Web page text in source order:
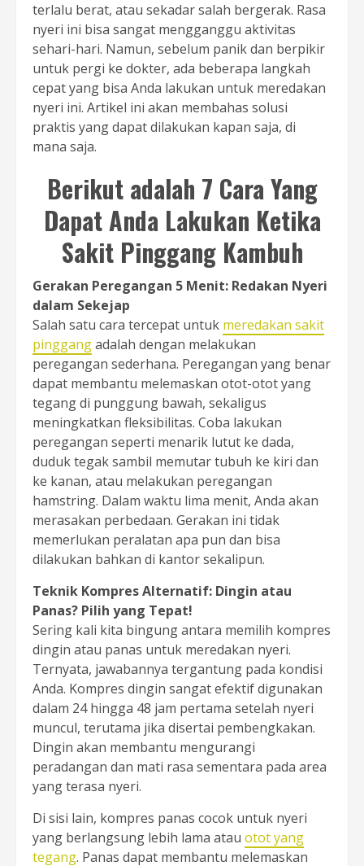
terlalu berat, atau sekadar salah bergerak. Rasa
nyeri ini bisa sangat mengganggu aktivitas
sehari-hari. Namun, sebelum panik dan berpikir
untuk pergi ke dokter, ada beberapa langkah
cepat yang bisa Anda lakukan untuk meredakan
nyeri ini. Artikel ini akan membahas solusi
praktis yang dapat dilakukan kapan saja, di
mana saja.
Berikut adalah 7 Cara Yang
Dapat Anda Lakukan Ketika
Sakit Pinggang Kambuh
Gerakan Peregangan 5 Menit: Redakan Nyeri
dalam Sekejap
Salah satu cara tercepat untuk meredakan sakit
pinggangadalah dengan melakukan
peregangan sederhana. Peregangan yang benar
dapat membantu melemaskan otot-otot yang
tegang di punggung bawah, sekaligus
meningkatkan fleksibilitas. Coba lakukan
peregangan seperti menarik lutut ke dada,
duduk tegak sambil memutar tubuh ke kiri dan
ke kanan, atau melakukan peregangan
hamstring. Dalam waktu lima menit, Anda akan
merasakan perbedaan. Gerakan ini tidak
memerlukan peralatan apa pun dan bisa
dilakukan bahkan di kantor sekalipun.
Teknik Kompres Alternatif: Dingin atau
Panas? Pilih yang Tepat!
Sering kali kita bingung antara memilih kompres
dingin atau panas untuk meredakan nyeri.
Ternyata, jawabannya tergantung pada kondisi
Anda. Kompres dingin sangat efektif digunakan
dalam 24 hingga 48 jam pertama setelah nyeri
muncul, terutama jika disertai pembengkakan.
Dingin akan membantu mengurangi
peradangan dan mati rasa sementara pada area
yang terasa nyeri.
Di sisi lain, kompres panas cocok untuk nyeri
yang berlangsung lebih lama atau otot yang
tegang. Panas dapat membantu melemaskan